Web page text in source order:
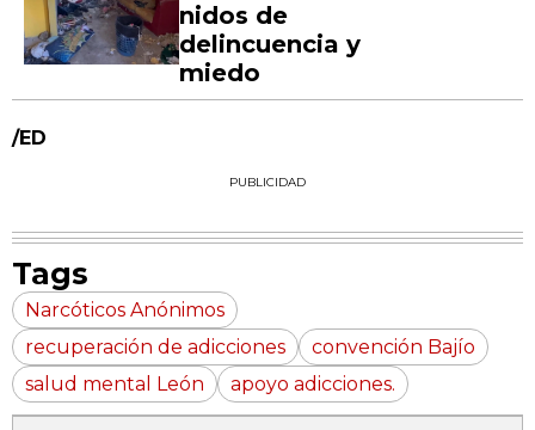
nidos de
delincuencia y
miedo
/ED
PUBLICIDAD
Tags
Narcóticos Anónimos
recuperación de adicciones
convención Bajío
salud mental León
apoyo adicciones.